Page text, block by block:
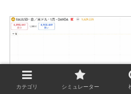
カテゴリ シミュレーター